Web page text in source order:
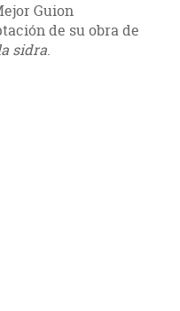
Guion
de su obra de
sidra.